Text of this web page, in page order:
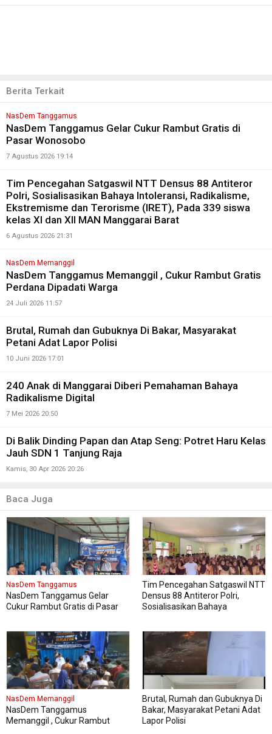
Berita Terkait
NasDem Tanggamus
NasDem Tanggamus Gelar Cukur Rambut Gratis di
Pasar Wonosobo
7 Agustus 2026 19:14
Tim Pencegahan Satgaswil NTT Densus 88 Antiteror
Polri, Sosialisasikan Bahaya Intoleransi, Radikalisme,
Ekstremisme dan Terorisme (IRET), Pada 339 siswa
kelas XI dan XII MAN Manggarai Barat
6 Agustus 2026 21:31
NasDem Memanggil
NasDem Tanggamus Memanggil , Cukur Rambut Gratis
Perdana Dipadati Warga
24 Juli 2026 11:57
Brutal, Rumah dan Gubuknya Di Bakar, Masyarakat
Petani Adat Lapor Polisi
10 Juni 2026 17:01
240 Anak di Manggarai Diberi Pemahaman Bahaya
Radikalisme Digital
7 Mei 2026 20:50
Di Balik Dinding Papan dan Atap Seng: Potret Haru Kelas
Jauh SDN 1 Tanjung Raja
Kamis, 30 Apr 2026 20:26
Baca Juga
NasDem Tanggamus
NasDem Tanggamus Gelar
Cukur Rambut Gratis di Pasar
Tim Pencegahan Satgaswil NTT
Densus 88 Antiteror Polri,
Sosialisasikan Bahaya
(IRET), Pada 339 siswa kelas XI
dan XII MAN Manggarai Barat
NasDem Memanggil
NasDem Tanggamus
Memanggil , Cukur Rambut
Brutal, Rumah dan Gubuknya Di
Bakar, Masyarakat Petani Adat
Lapor Polisi